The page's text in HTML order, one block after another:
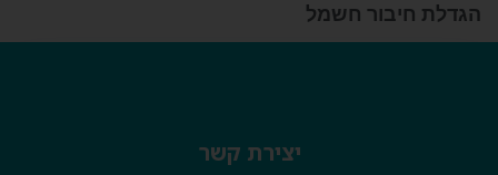
הגדלת חיבור חשמל
יצירת קשר